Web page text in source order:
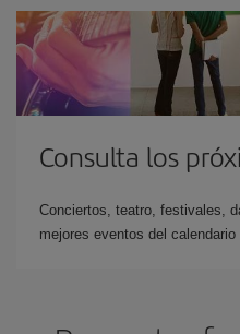
Consulta los
Conciertos, teatro, festivales,
mejores eventos del